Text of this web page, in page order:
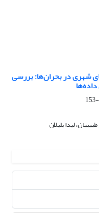
شهری در بحران‌ها: بررسی
لیدا بلیلان